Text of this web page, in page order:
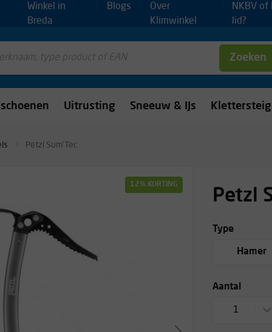
Winkel in
Breda
Blogs
Over
Klimwinkel
NKBV of
lid?
Zoeken
Uitrusting Sneeuw & IJs
Petzl Sum'Tec
12% KORTING
Petzl
Type
Hamer
Aantal
1